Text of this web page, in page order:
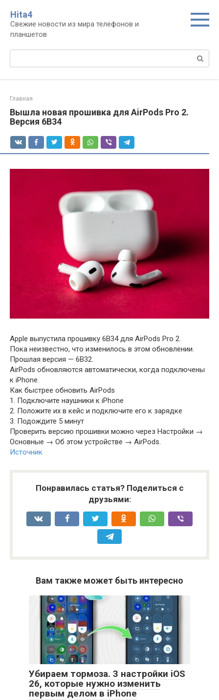
контенту
Нita4
Свежие новости из мира телефонов и
планшетов
Поиск:
Главная
Вышла новая прошивка для AirPods Pro 2.
Версия 6B34
Apple выпустила прошивку 6B34 для AirPods Pro 2.
Пока неизвестно, что изменилось в этом обновлении.
Прошлая версия — 6B32.
AirPods обновляются автоматически, когда подключены
к iPhone.
Как быстрее обновить AirPods
1. Подключите наушники к iPhone
2. Положите их в кейс и подключите его к зарядке
3. Подождите 5 минут
Проверить версию прошивки можно через Настройки →
Основные → Об этом устройстве → AirPods.
Источник
Понравилась статья? Поделиться с
друзьями:
Вам также может быть интересно
Убираем тормоза. 3 настройки iOS
26, которые нужно изменить
первым делом в iPhone